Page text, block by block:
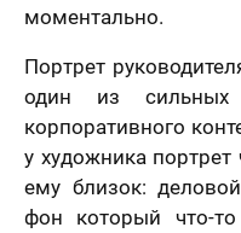
моментально.
Портрет
один из сильных
корпоративного
у художника
ему близок:
фон который что-